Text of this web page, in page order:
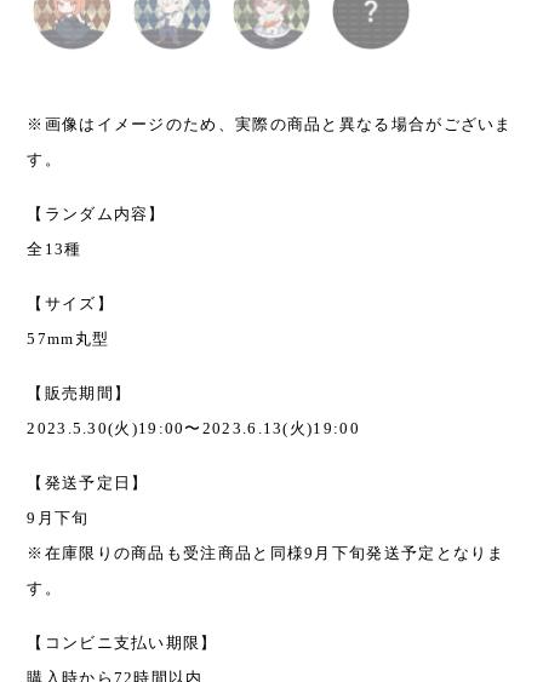
※画像はイメージのため、実際の商品と異なる場合がございま
す。
【ランダム内容】
全13種
【サイズ】
57mm丸型
【販売期間】
2023.5.30(火)19:00〜2023.6.13(火)19:00
【発送予定日】
9月下旬
※在庫限りの商品も受注商品と同様9月下旬発送予定となりま
す。
【コンビニ支払い期限】
購入時から72時間以内